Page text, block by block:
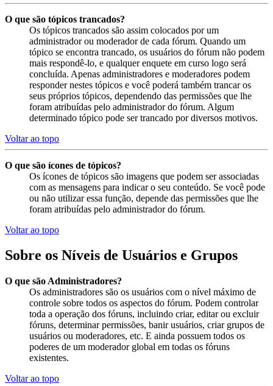
O que são tópicos trancados?
Os tópicos trancados são assim colocados por um
administrador ou moderador de cada fórum. Quando um
tópico se encontra trancado, os usuários do fórum não podem
mais respondê-lo, e qualquer enquete em curso logo será
concluída. Apenas administradores e moderadores podem
responder nestes tópicos e você poderá também trancar os
seus próprios tópicos, dependendo das permissões que lhe
foram atribuídas pelo administrador do fórum. Algum
determinado tópico pode ser trancado por diversos motivos.
Voltar ao topo
O que são ícones de tópicos?
Os ícones de tópicos são imagens que podem ser associadas
com as mensagens para indicar o seu conteúdo. Se você pode
ou não utilizar essa função, depende das permissões que lhe
foram atribuídas pelo administrador do fórum.
Voltar ao topo
Sobre os Níveis de Usuários e Grupos
O que são Administradores?
Os administradores são os usuários com o nível máximo de
controle sobre todos os aspectos do fórum. Podem controlar
toda a operação dos fóruns, incluindo criar, editar ou excluir
fóruns, determinar permissões, banir usuários, criar grupos de
usuários ou moderadores, etc. E ainda possuem todos os
poderes de um moderador global em todas os fóruns
existentes.
Voltar ao topo